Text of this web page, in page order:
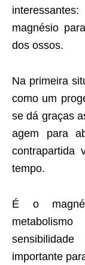
magnésio
dos ossos.
Na primeira
como um
se dá graças
agem para
contrapartida
tempo.
É o
importante